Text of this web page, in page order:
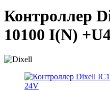
Контроллер
10100 I(N)